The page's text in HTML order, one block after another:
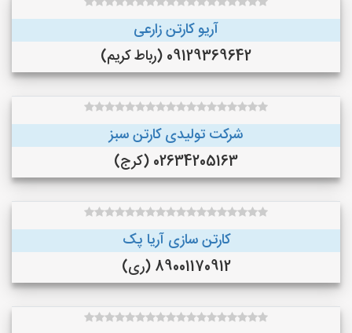
آریو کارتن زارعی
09129369642 (رباط کریم)
شرکت تولیدی کارتن سبز
02634205163 (کرج)
کارتن سازی آریا پک
89001170912 (ری)